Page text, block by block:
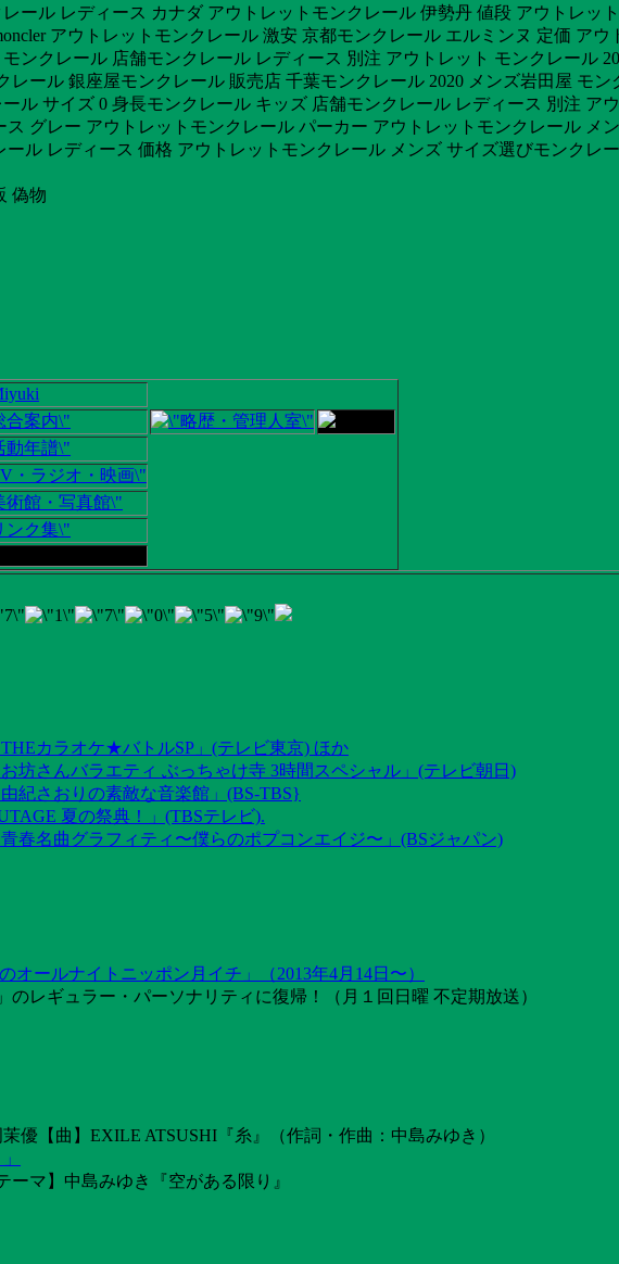
ール レディース カナダ アウトレットモンクレール 伊勢丹 値段 アウトレッ
アウトレットモンクレール 激安 京都モンクレール エルミンヌ 定価 ア
ンクレール 店舗モンクレール レディース 別注 アウトレット モンクレール
ール 銀座屋モンクレール 販売店 千葉モンクレール 2020 メンズ岩田屋 モ
ル サイズ 0 身長モンクレール キッズ 店舗モンクレール レディース 別注 ア
グレー アウトレットモンクレール パーカー アウトレットモンクレール メ
ル レディース 価格 アウトレットモンクレール メンズ サイズ選びモンクレ
偽物
カラオケ★バトルSP」(テレビ東京) ほか
坊さんバラエティ ぶっちゃけ寺 3時間スペシャル」(テレビ朝日)
紀さおりの素敵な音楽館」(BS-TBS}
夏の祭典！」(TBSテレビ).
春名曲グラフィティ〜僕らのポプコンエイジ〜」(BSジャパン)
オールナイトニッポン月イチ」（2013年4月14日〜）
レギュラー・パーソナリティに復帰！（月１回日曜 不定期放送）
優【曲】EXILE ATSUSHI『糸』（作詞・作曲：中島みゆき）
ーマ】中島みゆき『空がある限り』